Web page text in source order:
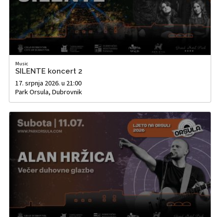
Music
SILENTE koncert 2
17. srpnja 2026. u 21:00
Park Orsula, Dubrovnik